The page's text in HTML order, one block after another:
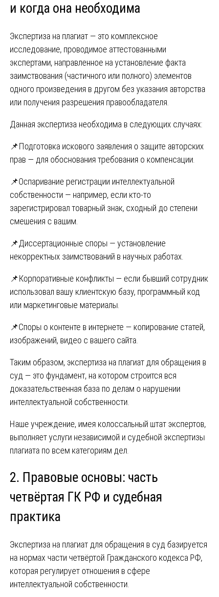
и когда она необходима
Экспертиза на плагиат — это комплексное
исследование, проводимое аттестованными
экспертами, направленное на установление факта
заимствования (частичного или полного) элементов
одного произведения в другом без указания авторства
или получения разрешения правообладателя.
Данная экспертиза необходима в следующих случаях:
📌Подготовка искового заявления о защите авторских
прав — для обоснования требования о компенсации.
📌Оспаривание регистрации интеллектуальной
собственности — например, если кто-то
зарегистрировал товарный знак, сходный до степени
смешения с вашим.
📌Диссертационные споры — установление
некорректных заимствований в научных работах.
📌Корпоративные конфликты — если бывший сотрудник
использовал вашу клиентскую базу, программный код
или маркетинговые материалы.
📌Споры о контенте в интернете — копирование статей,
изображений, видео с вашего сайта.
Таким образом, экспертиза на плагиат для обращения в
суд — это фундамент, на котором строится вся
доказательственная база по делам о нарушении
интеллектуальной собственности.
Наше учреждение, имея колоссальный штат экспертов,
выполняет услуги независимой и судебной экспертизы
плагиата по всем категориям дел.
2. Правовые основы: часть
четвёртая ГК РФ и судебная
практика
Экспертиза на плагиат для обращения в суд базируется
на нормах части четвёртой Гражданского кодекса РФ,
которая регулирует отношения в сфере
интеллектуальной собственности.